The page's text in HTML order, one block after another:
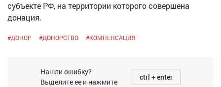
субъекте РФ, на территории которого совершена
донация.
#ДОНОР #ДОНОРСТВО #КОМПЕНСАЦИЯ
Нашли ошибку?
Выделите ее и нажмите
ctrl + enter